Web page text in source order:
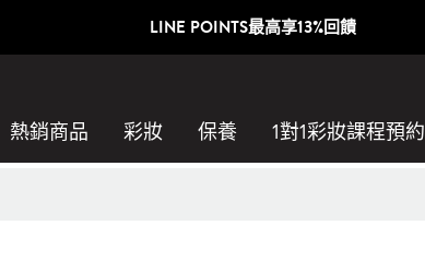
LINE POINTS最高享13%回饋
熱銷商品 彩妝 保養 1對1彩妝課程預約​